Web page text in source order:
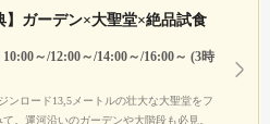
】ガーデン×大聖堂×絶品試食
～/12:00～/14:00～/16:00～ (3時
ンロード13,5メートルの壮大な大聖堂をフ
。運河沿いのガーデンや大階段も必見。